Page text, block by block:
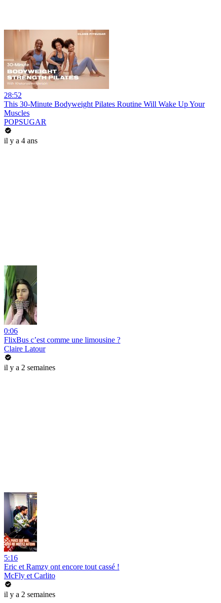
28:52
This 30-Minute Bodyweight Pilates Routine Will Wake Up Your
Muscles
POPSUGAR
il y a 4 ans
0:06
FlixBus c’est comme une limousine ?
Claire Latour
il y a 2 semaines
5:16
Eric et Ramzy ont encore tout cassé !
McFly et Carlito
il y a 2 semaines